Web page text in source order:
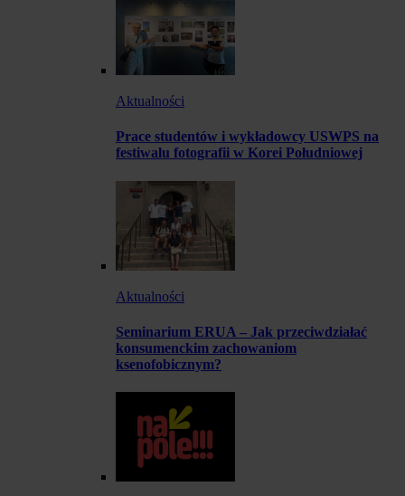
Aktualności
Prace studentów i wykładowcy USWPS na
festiwalu fotografii w Korei Południowej
Aktualności
Seminarium ERUA – Jak przeciwdziałać
konsumenckim zachowaniom
ksenofobicznym?